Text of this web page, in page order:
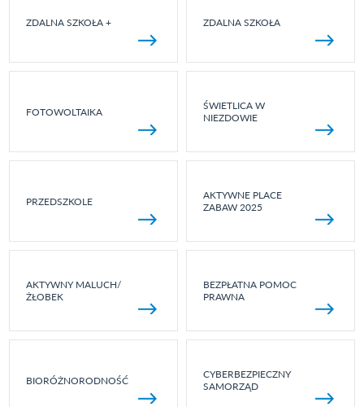
ZDALNA SZKOŁA + ZDALNA SZKOŁA
FOTOWOLTAIKA
ŚWIETLICA W
NIEZDOWIE
PRZEDSZKOLE
AKTYWNE PLACE
ZABAW 2025
AKTYWNY MALUCH/
ŻŁOBEK
BEZPŁATNA POMOC
PRAWNA
BIORÓŻNORODNOŚĆ
CYBERBEZPIECZNY
SAMORZĄD